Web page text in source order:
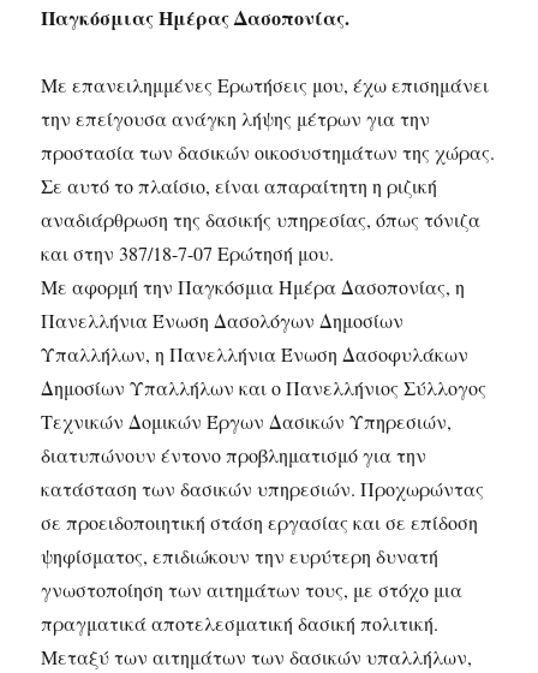
Παγκόσμιας Ημέρας Δασοπονίας.
Με επανειλημμένες Ερωτήσεις μου, έχω επισημάνει
την επείγουσα ανάγκη λήψης μέτρων για την
προστασία των δασικών οικοσυστημάτων της χώρας.
Σε αυτό το πλαίσιο, είναι απαραίτητη η ριζική
αναδιάρθρωση της δασικής υπηρεσίας, όπως τόνιζα
και στην 387/18-7-07 Ερώτησή μου.
Με αφορμή την Παγκόσμια Ημέρα Δασοπονίας, η
Πανελλήνια Ένωση Δασολόγων Δημοσίων
Υπαλλήλων, η Πανελλήνια Ένωση Δασοφυλάκων
Δημοσίων Υπαλλήλων και ο Πανελλήνιος Σύλλογος
Τεχνικών Δομικών Έργων Δασικών Υπηρεσιών,
διατυπώνουν έντονο προβληματισμό για την
κατάσταση των δασικών υπηρεσιών. Προχωρώντας
σε προειδοποιητική στάση εργασίας και σε επίδοση
ψηφίσματος, επιδιώκουν την ευρύτερη δυνατή
γνωστοποίηση των αιτημάτων τους, με στόχο μια
πραγματικά αποτελεσματική δασική πολιτική.
Μεταξύ των αιτημάτων των δασικών υπαλλήλων,